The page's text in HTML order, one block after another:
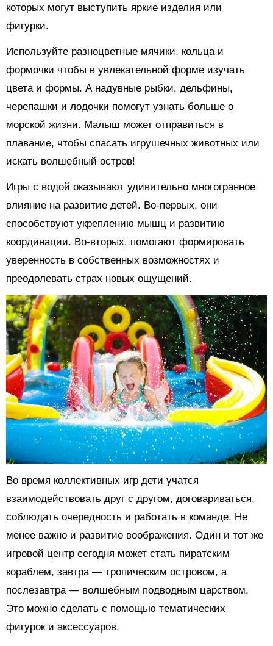
которых могут выступить яркие изделия или
фигурки.
Используйте разноцветные мячики, кольца и
формочки чтобы в увлекательной форме изучать
цвета и формы. А надувные рыбки, дельфины,
черепашки и лодочки помогут узнать больше о
морской жизни. Малыш может отправиться в
плавание, чтобы спасать игрушечных животных или
искать волшебный остров!
Игры с водой оказывают удивительно многогранное
влияние на развитие детей. Во-первых, они
способствуют укреплению мышц и развитию
координации. Во-вторых, помогают формировать
уверенность в собственных возможностях и
преодолевать страх новых ощущений.
Во время коллективных игр дети учатся
взаимодействовать друг с другом, договариваться,
соблюдать очередность и работать в команде. Не
менее важно и развитие воображения. Один и тот же
игровой центр сегодня может стать пиратским
кораблем, завтра — тропическим островом, а
послезавтра — волшебным подводным царством.
Это можно сделать с помощью тематических
фигурок и аксессуаров.